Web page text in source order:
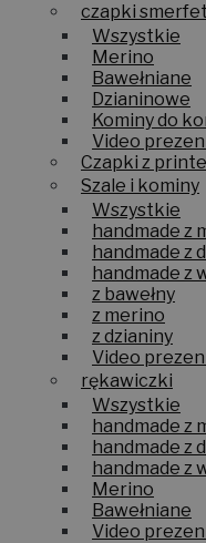
czapki
Wszystkie
Merino
Bawełniane
Dzianinowe
Kominy do
Video
Czapki z
Szale i kominy
Wszystkie
handmade z
handmade z
handmade z
z bawełny
z merino
z dzianiny
Video
rękawiczki
Wszystkie
handmade z
handmade z
handmade z
Merino
Bawełniane
Video